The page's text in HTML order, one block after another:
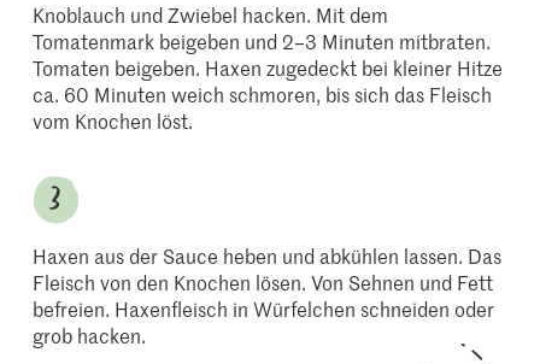
Knoblauch und Zwiebel hacken. Mit dem
Tomatenmark beigeben und 2–3 Minuten mitbraten.
Tomaten beigeben. Haxen zugedeckt bei kleiner Hitze
ca. 60 Minuten weich schmoren, bis sich das Fleisch
vom Knochen löst.
Haxen aus der Sauce heben und abkühlen lassen. Das
Fleisch von den Knochen lösen. Von Sehnen und Fett
befreien. Haxenfleisch in Würfelchen schneiden oder
grob hacken.